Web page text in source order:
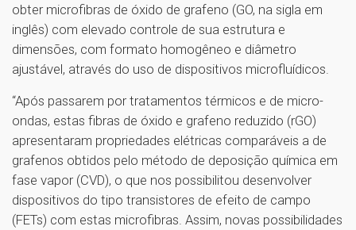
obter microfibras de óxido de grafeno (GO, na sigla em
inglês) com elevado controle de sua estrutura e
dimensões, com formato homogêneo e diâmetro
ajustável, através do uso de dispositivos microfluídicos.
“Após passarem por tratamentos térmicos e de micro-
ondas, estas fibras de óxido e grafeno reduzido (rGO)
apresentaram propriedades elétricas comparáveis a de
grafenos obtidos pelo método de deposição química em
fase vapor (CVD), o que nos possibilitou desenvolver
dispositivos do tipo transistores de efeito de campo
(FETs) com estas microfibras. Assim, novas possibilidades